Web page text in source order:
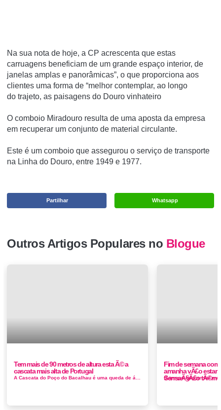
Na sua nota de hoje, a CP acrescenta que estas
carruagens beneficiam de um grande espaço interior, de
janelas amplas e panorâmicas”, o que proporciona aos
clientes uma forma de “melhor contemplar, ao longo
do trajeto, as paisagens do Douro vinhateiro
O comboio Miradouro resulta de uma aposta da empresa
em recuperar um conjunto de material circulante.
Este é um comboio que assegurou o serviço de transporte
na Linha do Douro, entre 1949 e 1977.
Whatsapp
Partilhar
Outros Artigos Populares no Blogue
Tem mais de 90 metros de altura esta Ã© a
cascata mais alta de Portugal
Fim de semana
amanha vÃ£o estar
SensaÃ§Ã£o